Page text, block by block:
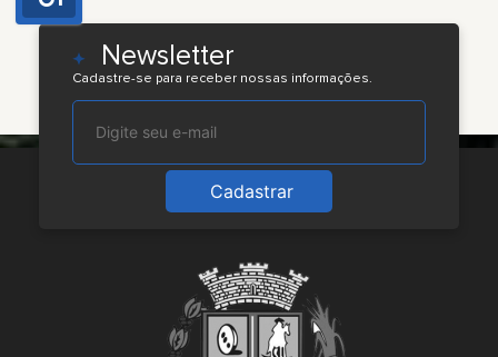
Newsletter
Cadastre-se para receber nossas informações.
Cadastrar